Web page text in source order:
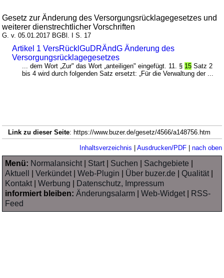
Gesetz zur Änderung des Versorgungsrücklagegesetzes und
weiterer dienstrechtlicher Vorschriften
G. v. 05.01.2017 BGBl. I S. 17
Artikel 1 VersRücklGuDRÄndG Änderung des
Versorgungsrücklagegesetzes
... dem Wort „Zur" das Wort „anteiligen" eingefügt. 11. § 15 Satz 2
bis 4 wird durch folgenden Satz ersetzt: „Für die Verwaltung der ...
Link zu dieser Seite: https://www.buzer.de/gesetz/4566/a148756.htm
Inhaltsverzeichnis | Ausdrucken/PDF| nach oben
Menü: Normalansicht| Start| Suchen Sachgebiete
Aktuell
|Verkündet|Web-Plugin Über buzer.de |Qualität|
Kontakt|Werbung
Datenschutz, Impressum
informiert bleiben: Änderungsalarm |Web-Widget|
RSS-
Feed